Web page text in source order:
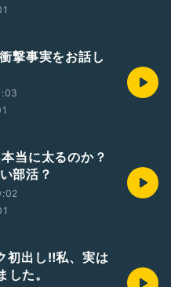
撃事実をお話し
当に太るのか？
部活？
初出し‼私、︎実は
た。